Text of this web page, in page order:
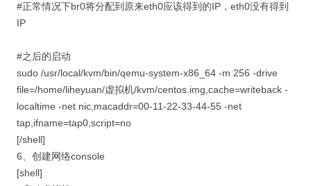
#正常情况下br0将分配到原来eth0应该得到的IP，eth0没有得到
IP
#之后的启动
sudo /usr/local/kvm/bin/qemu-system-x86_64 -m 256 -drive
file=/home/liheyuan/虚拟机/kvm/centos.img,cache=writeback -
localtime -net nic,macaddr=00-11-22-33-44-55 -net
tap,ifname=tap0,script=no
[/shell]
6、创建网络console
[shell]